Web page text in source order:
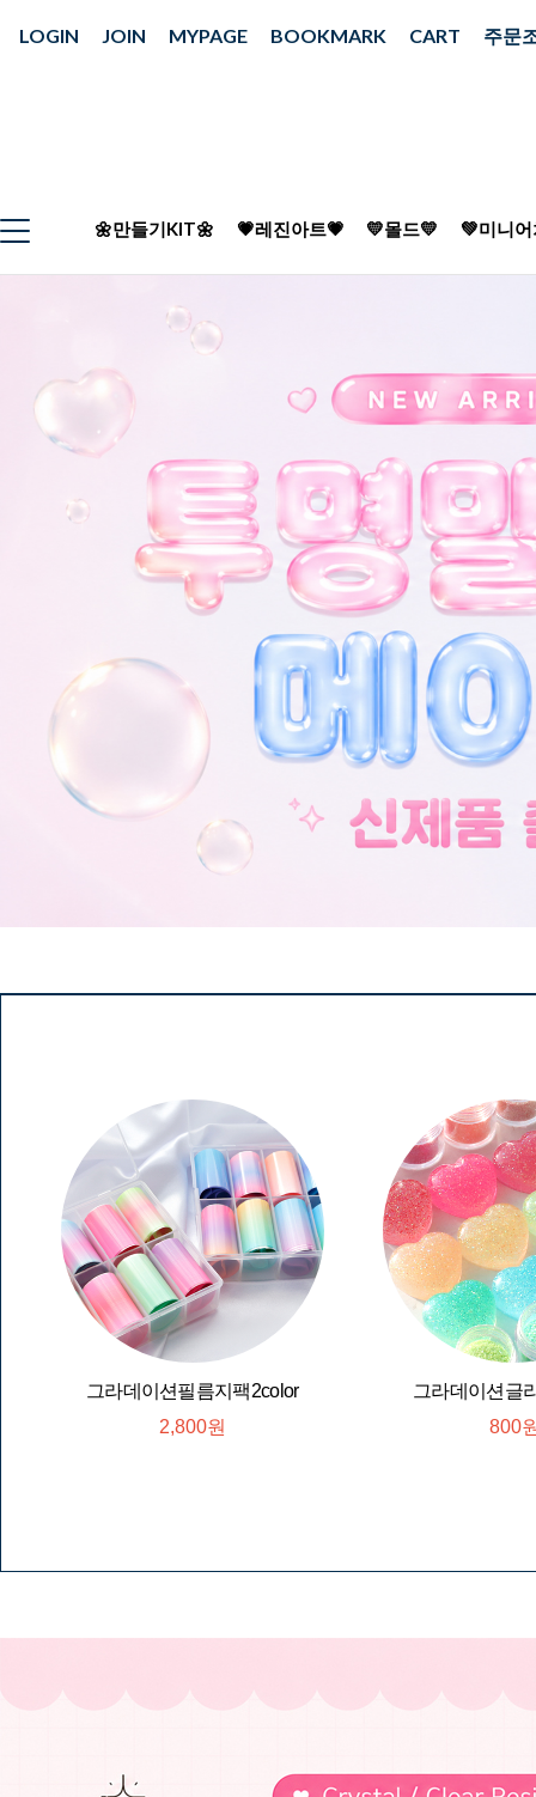
LOGIN JOIN MYPAGE BOOKMARK CART 주문
🌼만들기KIT🌼 💗레진아트💗 💛몰드💛 💚미니
그라데이션필름지팩2color
2,800원
그라데이션글
800